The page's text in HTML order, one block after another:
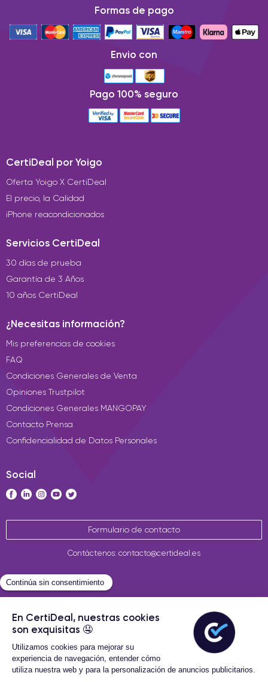
Formas de pago
Envio con
Pago 100% seguro
CertiDeal por Yoigo
Oferta Yoigo X CertiDeal
El precio, la Calidad
iPhone reacondicionados
Servicios CertiDeal
30 días de prueba
Garantía de 3 Años
10 años CertiDeal
¿Necesitas información?
Mis preferencias de cookies
FAQ
Condiciones Generales de Venta
Opiniones Trustpilot
Condiciones Generales MANGOPAY
Contacto Prensa
Confidencialidad de Datos Personales
Social
Formulario de contacto
Contáctenos: contacto@certideal.es
Términos Generales de Venta
Certideal © 2026 Todos los
derechos reservados